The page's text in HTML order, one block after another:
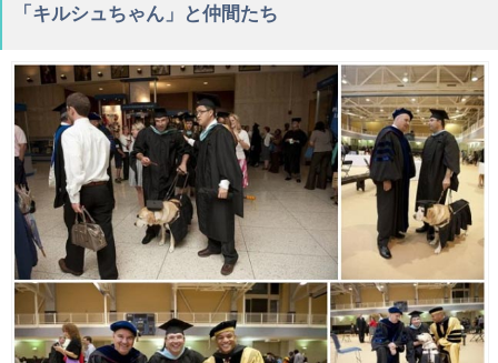
「キルシュちゃん」と仲間たち